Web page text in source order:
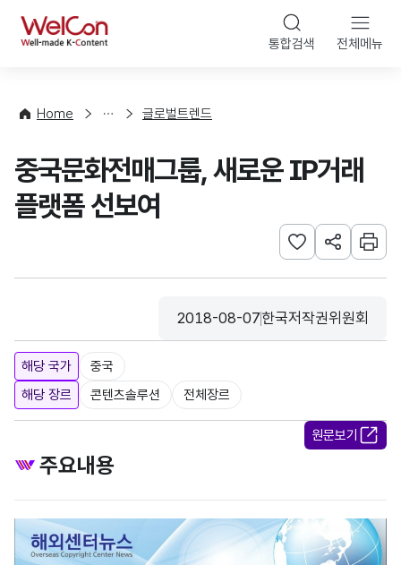
WelCon 통합검색 전체메뉴
Home
향
계
글로벌트렌드
중국문화전매그룹, 새로운 IP거래
플랫폼 선보여
관심사 등록하기
URL 공유하
인쇄
등록일
2018-08-07
수집기관
한국저작권위원회
해당 국가
중국
해당 장르
콘텐츠솔루션 전체장르
원문보기
주요내용